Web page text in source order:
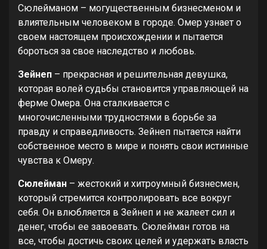
Сюлейманом – могущественным бизнесменом и
влиятельным человеком в городе. Омер узнает о
своем настоящем происхождении и пытается
бороться за свое наследство и любовь.
Зейнеп – прекрасная и решительная девушка,
которая волей судьбы становится управляющей на
ферме Омера. Она сталкивается с
многочисленными трудностями в борьбе за
правду и справедливость. Зейнеп пытается найти
собственное место в мире и понять свои истинные
чувства к Омеру.
Сюлейман – жестокий и хитроумный бизнесмен,
который стремится контролировать все вокруг
себя. Он влюбляется в Зейнеп и не жалеет сил и
денег, чтобы ее завоевать. Сюлейман готов на
все, чтобы достичь своих целей и удержать власть